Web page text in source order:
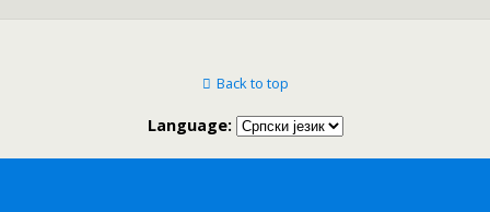
Back to top
Language: